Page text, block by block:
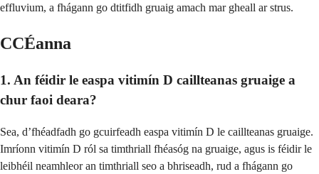
effluvium, a fhágann go dtitfidh gruaig amach mar gheall ar strus.
CCÉanna
1. An féidir le easpa vitimín D caillteanas gruaige a
chur faoi deara?
Sea, d’fhéadfadh go gcuirfeadh easpa vitimín D le caillteanas gruaige.
Imríonn vitimín D ról sa timthriall fhéasóg na gruaige, agus is féidir le
leibhéil neamhleor an timthriall seo a bhriseadh, rud a fhágann go